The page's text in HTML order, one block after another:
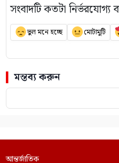
সংবাদটি কতটা নির্ভরযোগ্য
ভুল মনে হচ্ছে মোটামুটি
মন্তব্য করুন
আন্তর্জাতিক